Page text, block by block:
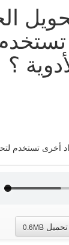
؟
أخرى تستخدم
تحميل0.6MB